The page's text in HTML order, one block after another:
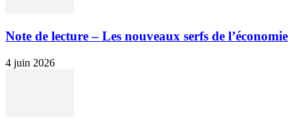
Note de lecture – Les nouveaux serfs de l’économie
4 juin 2026